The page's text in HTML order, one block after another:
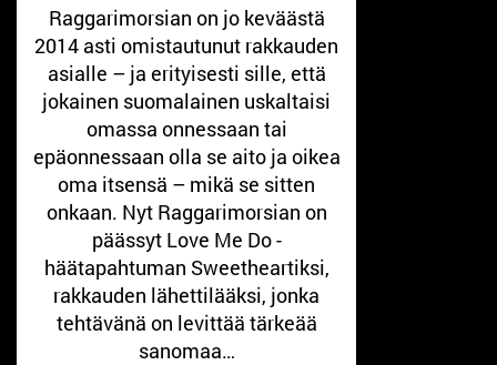
Raggarimorsian on jo keväästä
2014 asti omistautunut rakkauden
asialle – ja erityisesti sille, että
jokainen suomalainen uskaltaisi
omassa onnessaan tai
epäonnessaan olla se aito ja oikea
oma itsensä – mikä se sitten
onkaan. Nyt Raggarimorsian on
päässyt Love Me Do -
häätapahtuman Sweetheartiksi,
rakkauden lähettilääksi, jonka
tehtävänä on levittää tärkeää
sanomaa…